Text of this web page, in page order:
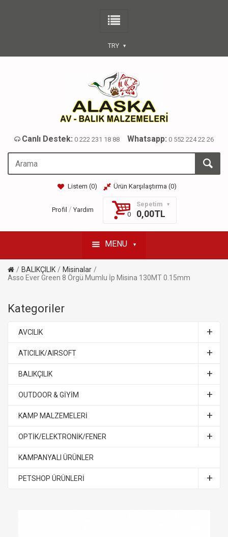
TRY
Canlı Destek: 0 222 231 18 88 Whatsapp: 0 552 224 22 26
Listem (0) Ürün Karşılaştırma (0)
Profil / Yardım
Sepetim
0
0,00TL
MENU
BALIKÇILIK
Misinalar
Asso Ever Green 8 Örgü Mumlu İp Misina 130MT 0.15mm
Kategoriler
AVCILIK
ATICILIK/AIRSOFT
BALIKÇILIK
OUTDOOR & GİYİM
KAMP MALZEMELERİ
OPTİK/ELEKTRONİK/FENER
KAMPANYALI ÜRÜNLER
PETSHOP ÜRÜNLERİ